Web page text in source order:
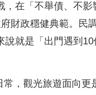
，在「不舉債、不影
財政穩健典範。民
就是「出門遇到10
常，觀光旅遊面向更